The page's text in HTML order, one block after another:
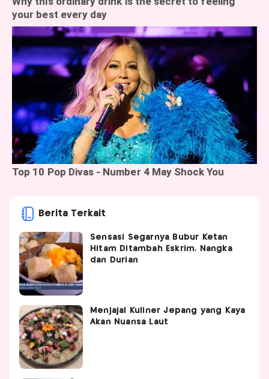
Berita Terkait
Sensasi Segarnya Bubur Ketan
Hitam Ditambah Eskrim, Nangka
dan Durian
Menjajal Kuliner Jepang yang Kaya
Akan Nuansa Laut